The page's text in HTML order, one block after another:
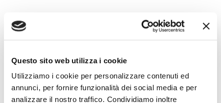
Questo sito web utilizza i cookie
Utilizziamo i cookie per personalizzare contenuti ed
annunci, per fornire funzionalità dei social media e per
analizzare il nostro traffico. Condividiamo inoltre
HELPCONSUMATORI - Il
consumatore ha diritto
a riduzione costo del
credito in caso di